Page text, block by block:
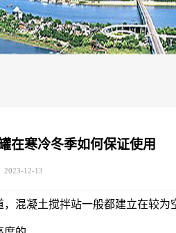
在寒冷冬季如何保证使用
2023-12-13
混凝土搅拌站一般都建立在较为